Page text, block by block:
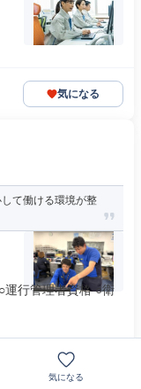
気になる
て働ける環境が整
運行管理者資格 ○衛
気になる
気になる